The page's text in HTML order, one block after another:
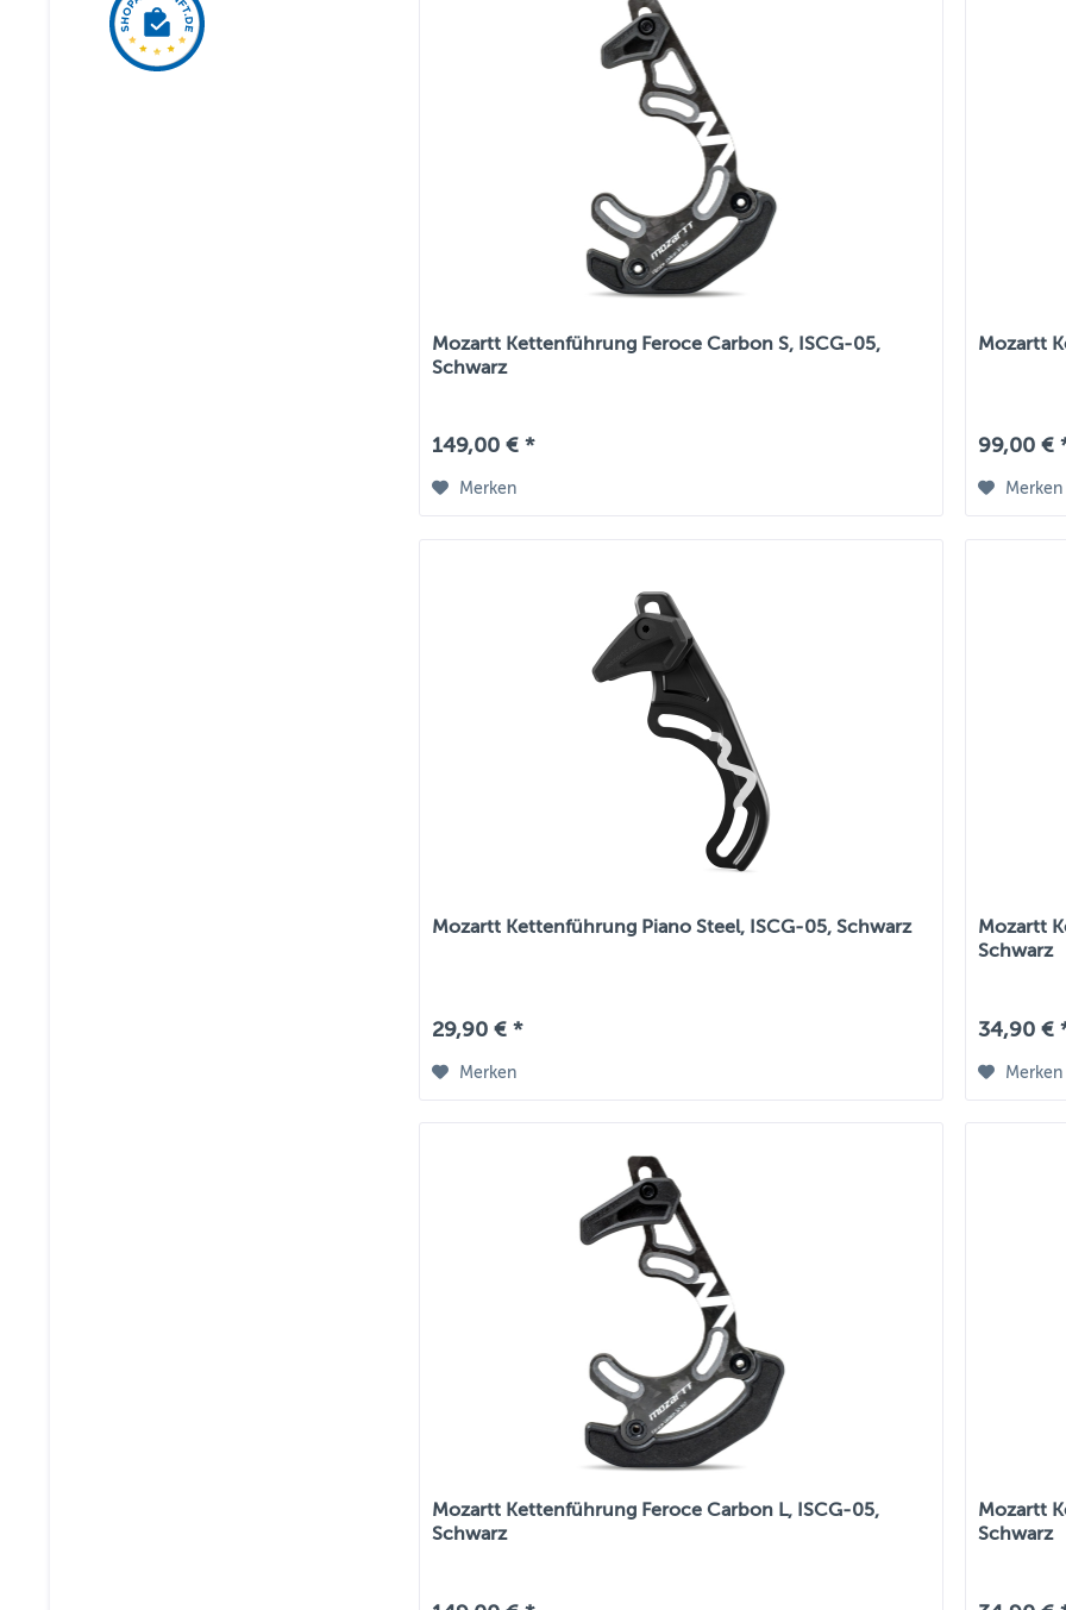
Mozartt Kettenführung Feroce Carbon S, ISCG-05,
Schwarz
149,00 € *
Merken
Mozartt
99,00 €
Merken
Mozartt Kettenführung Piano Steel, ISCG-05, Schwarz
29,90 € *
Merken
Mozartt
Schwarz
34,90 €
Merken
Mozartt Kettenführung Feroce Carbon L, ISCG-05,
Schwarz
Mozartt
Schwarz